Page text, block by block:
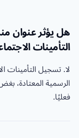
هل يؤثر عنوان
التأمينات
لا. تسجيل التأمينات
الرسمية المعتادة،
فعليًا.